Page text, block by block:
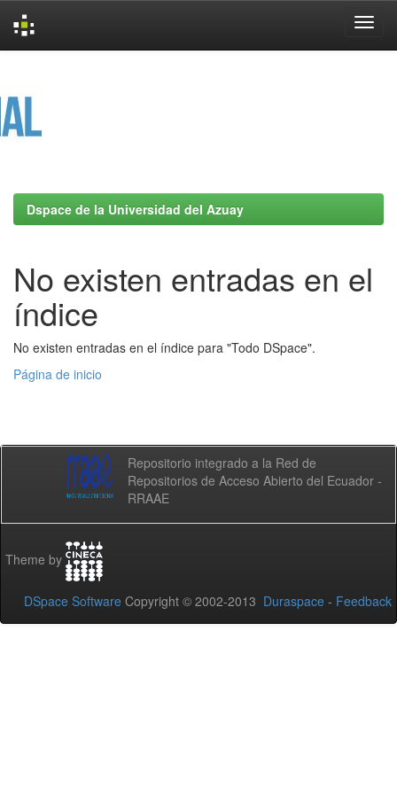
Dspace de la Universidad del Azuay
No existen entradas en el
índice
No existen entradas en el índice para "Todo DSpace".
Página de inicio
Repositorio integrado a la Red de
Repositorios de Acceso Abierto del Ecuador -
RRAAE
Theme by
DSpace Software Copyright © 2002-2013 Duraspace - Feedback